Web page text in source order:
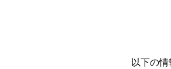
以下の